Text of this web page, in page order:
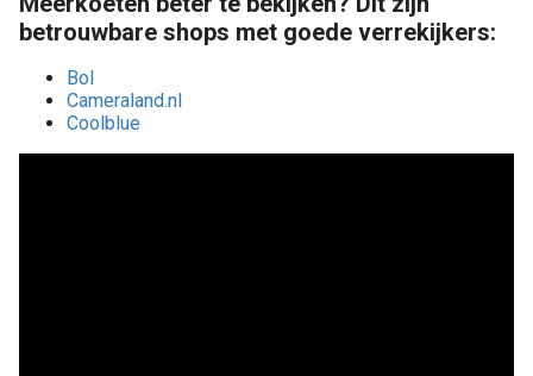
betrouwbare shops met goede verrekijkers:
Bol
Cameraland.nl
Coolblue